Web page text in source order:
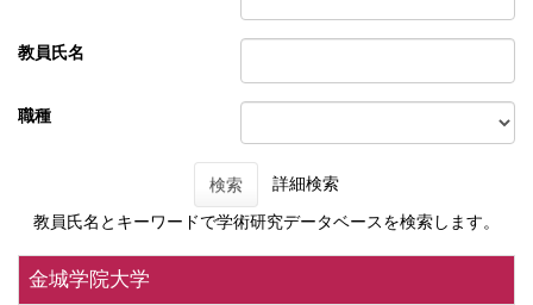
教員氏名
職種
検索 詳細検索
教員氏名とキーワードで学術研究データベースを検索します。
金城学院大学